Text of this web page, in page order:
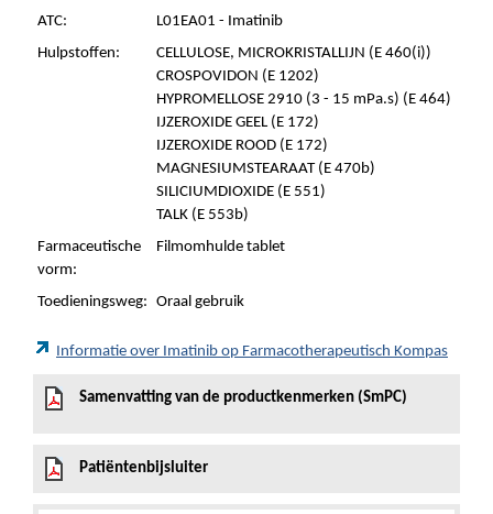
ATC:
L01EA01 - Imatinib
Hulpstoffen:
CELLULOSE, MICROKRISTALLIJN (E 460(i))
CROSPOVIDON (E 1202)
HYPROMELLOSE 2910 (3 - 15 mPa.s) (E 464)
IJZEROXIDE GEEL (E 172)
IJZEROXIDE ROOD (E 172)
MAGNESIUMSTEARAAT (E 470b)
SILICIUMDIOXIDE (E 551)
TALK (E 553b)
Farmaceutische
vorm:
Filmomhulde tablet
Toedieningsweg: Oraal gebruik
Informatie over Imatinib op Farmacotherapeutisch Kompas
Samenvatting van de productkenmerken (SmPC)
Patiëntenbijsluiter